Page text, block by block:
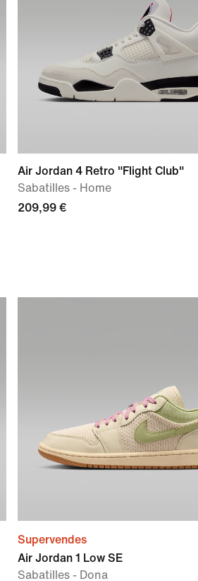
Air Jordan 4 Retro "Flight Club"
Sabatilles - Home
209,99 €
Supervendes
Air Jordan 1 Low SE
Sabatilles - Dona